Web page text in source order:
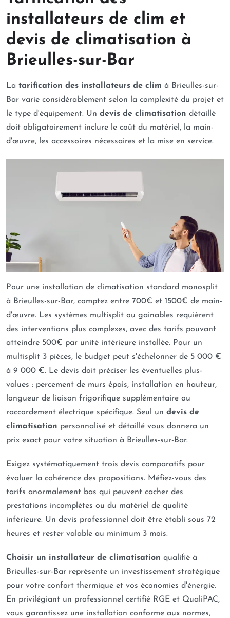
installateurs de clim et
devis de climatisation à
Brieulles-sur-Bar
La tarification des installateurs de clim à Brieulles-sur-
Bar varie considérablement selon la complexité du projet et
le type d'équipement. Un devis de climatisation détaillé
doit obligatoirement inclure le coût du matériel, la main-
d'œuvre, les accessoires nécessaires et la mise en service.
Pour une installation de climatisation standard monosplit
à Brieulles-sur-Bar, comptez entre 700€ et 1500€ de main-
d'œuvre. Les systèmes multisplit ou gainables requièrent
des interventions plus complexes, avec des tarifs pouvant
atteindre 500€ par unité intérieure installée. Pour un
multisplit 3 pièces, le budget peut s'échelonner de 5 000 €
à 9 000 €. Le devis doit préciser les éventuelles plus-
values : percement de murs épais, installation en hauteur,
longueur de liaison frigorifique supplémentaire ou
raccordement électrique spécifique. Seul un devis de
climatisation personnalisé et détaillé vous donnera un
prix exact pour votre situation à Brieulles-sur-Bar.
Exigez systématiquement trois devis comparatifs pour
évaluer la cohérence des propositions. Méfiez-vous des
tarifs anormalement bas qui peuvent cacher des
prestations incomplètes ou du matériel de qualité
inférieure. Un devis professionnel doit être établi sous 72
heures et rester valable au minimum 3 mois.
Choisir un installateur de climatisation qualifié à
Brieulles-sur-Bar représente un investissement stratégique
pour votre confort thermique et vos économies d'énergie.
En privilégiant un professionnel certifié RGE et QualiPAC,
vous garantissez une installation conforme aux normes,